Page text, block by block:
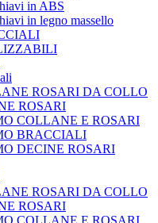
in ABS
in legno massello
ROSARI DA COLLO
ROSARI
COLLANE E ROSARI
BRACCIALI
DECINE ROSARI
ROSARI DA COLLO
ROSARI
COLLANE E ROSARI